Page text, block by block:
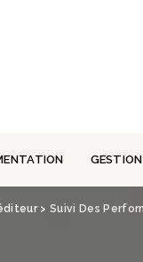
> Suivi Des